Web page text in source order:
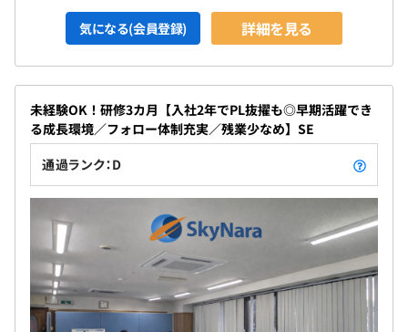
気になる(会員登録) 詳細を見る
未経験OK！研修3カ月【入社2年でPL抜擢も◎早期活躍でき
る成長環境／フォロー体制充実／残業少なめ】SE
通過ランク：D